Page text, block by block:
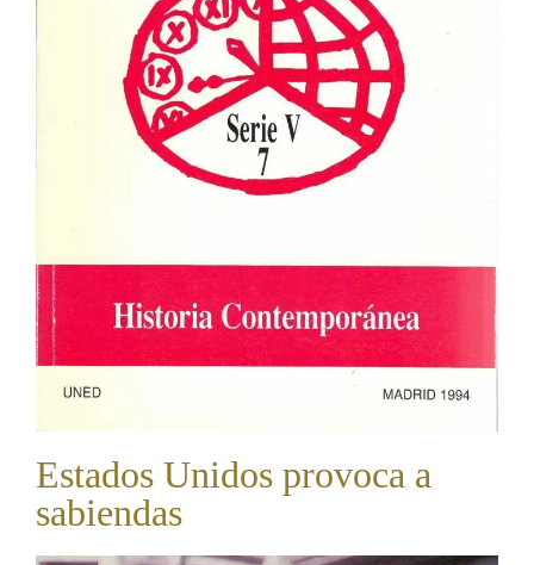
Estados Unidos provoca a
sabiendas